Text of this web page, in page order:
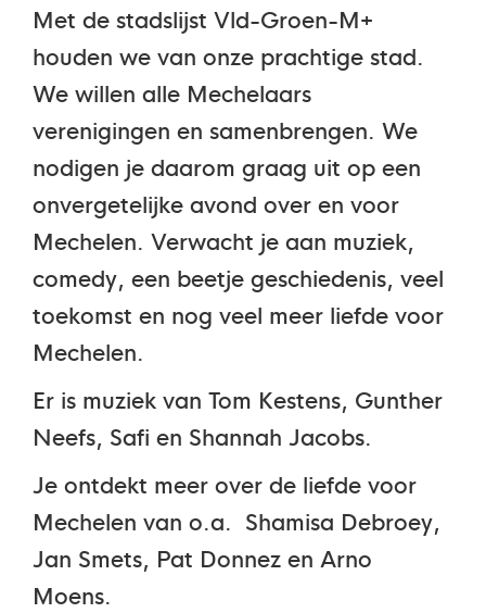
Met de stadslijst Vld-Groen-M+
houden we van onze prachtige stad.
We willen alle Mechelaars
verenigingen en samenbrengen. We
nodigen je daarom graag uit op een
onvergetelijke avond over en voor
Mechelen. Verwacht je aan muziek,
comedy, een beetje geschiedenis, veel
toekomst en nog veel meer liefde voor
Mechelen.
Er is muziek van Tom Kestens, Gunther
Neefs, Safi en Shannah Jacobs.
Je ontdekt meer over de liefde voor
Mechelen van o.a. Shamisa Debroey,
Jan Smets, Pat Donnez en Arno
Moens.